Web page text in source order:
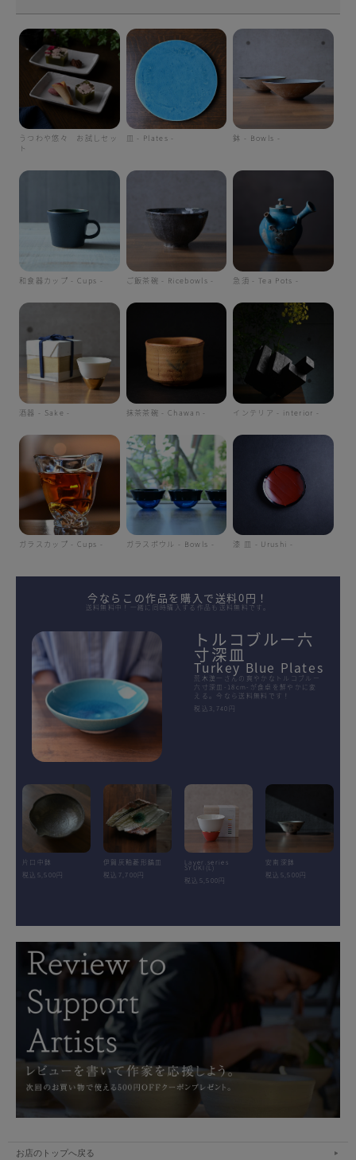
うつわや悠々 お試しセッ
ト
皿 - Plates - 鉢 - Bowls -
和食器カップ - Cups - ご飯茶碗 - Ricebowls - 急須 - Tea Pots -
酒器 - Sake - 抹茶茶碗 - Chawan - インテリア - interior -
ガラスカップ - Cups - ガラスボウル - Bowls - 漆 皿 - Urushi -
今ならこの作品を購入で送料0円！
送料無料中！一緒に同時購入する作品も送料無料です。
トルコブルー六
寸深皿
Turkey Blue Plates
荒木漢一さんの爽やかなトルコブルー
六寸深皿-18cm-が食卓を鮮やかに変
える。今なら送料無料です！
税込3,740円
片口中鉢
税込5,500円
伊賀灰釉菱形鎬皿
税込7,700円
Layer.series
SYUKI(L)
税込5,500円
安南深鉢
税込5,500円
お店のトップへ戻る